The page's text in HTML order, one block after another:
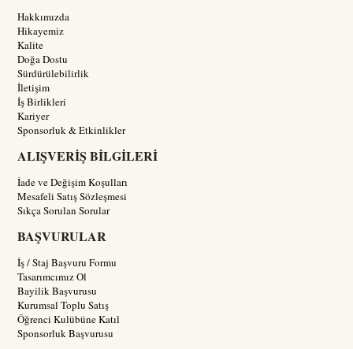
Hakkımızda
Hikayemiz
Kalite
Doğa Dostu
Sürdürülebilirlik
İletişim
İş Birlikleri
Kariyer
Sponsorluk & Etkinlikler
ALIŞVERİŞ BİLGİLERİ
İade ve Değişim Koşulları
Mesafeli Satış Sözleşmesi
Sıkça Sorulan Sorular
BAŞVURULAR
İş / Staj Başvuru Formu
Tasarımcımız Ol
Bayilik Başvurusu
Kurumsal Toplu Satış
Öğrenci Kulübüne Katıl
Sponsorluk Başvurusu